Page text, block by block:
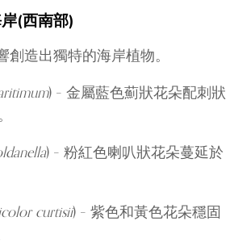
(西南部)
創造出獨特的海岸植物。
) – 金屬藍色薊狀花朵配刺狀
) – 粉紅色喇叭狀花朵蔓延於
curtisii) – 紫色和黃色花朵穩固